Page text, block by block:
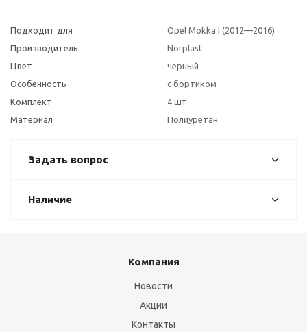
Подходит для
Opel Mokka I (2012—2016)
Производитель
Norplast
Цвет
черный
Особенность
с бортиком
Комплект
4 шт
Материал
Полиуретан
Задать вопрос
Наличие
Компания
Новости
Акции
Контакты